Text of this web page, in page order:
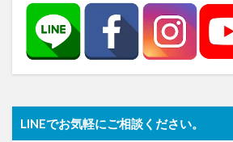
LINEでお気軽にご相談ください。